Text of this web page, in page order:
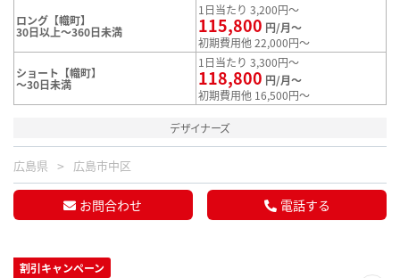
ロング【幟町】
30日以上～360日未満
1日当たり 3,200円～
115,800 円/月～
初期費用他 22,000円～
ショート【幟町】
～30日未満
1日当たり 3,300円～
118,800 円/月～
初期費用他 16,500円～
デザイナーズ
広島県 広島市中区
お問合わせ 電話する
割引キャンペーン